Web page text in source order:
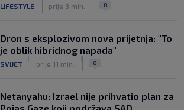
LIFESTYLE prije 3 min. 0
Dron s eksplozivom nova prijetnja: "To
je oblik hibridnog napada"
SVIJET prije 11 min. 0
Netanyahu: Izrael nije prihvatio plan za